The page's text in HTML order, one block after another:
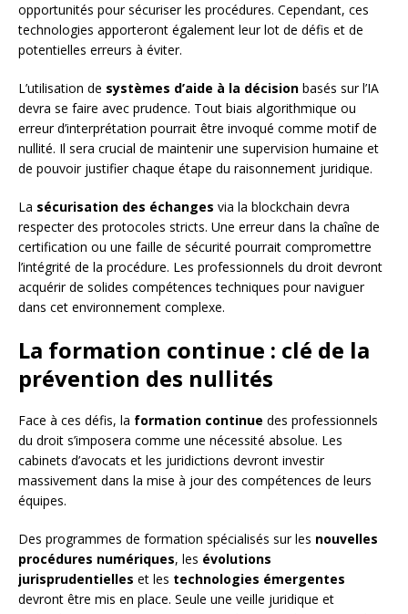
opportunités pour sécuriser les procédures. Cependant, ces
technologies apporteront également leur lot de défis et de
potentielles erreurs à éviter.
L’utilisation de systèmes d’aide à la décision basés sur l’IA
devra se faire avec prudence. Tout biais algorithmique ou
erreur d’interprétation pourrait être invoqué comme motif de
nullité. Il sera crucial de maintenir une supervision humaine et
de pouvoir justifier chaque étape du raisonnement juridique.
La sécurisation des échanges via la blockchain devra
respecter des protocoles stricts. Une erreur dans la chaîne de
certification ou une faille de sécurité pourrait compromettre
l’intégrité de la procédure. Les professionnels du droit devront
acquérir de solides compétences techniques pour naviguer
dans cet environnement complexe.
La formation continue : clé de la
prévention des nullités
Face à ces défis, la formation continue des professionnels
du droit s’imposera comme une nécessité absolue. Les
cabinets d’avocats et les juridictions devront investir
massivement dans la mise à jour des compétences de leurs
équipes.
Des programmes de formation spécialisés sur les nouvelles
procédures numériques, les évolutions
jurisprudentielles et les technologies émergentes
devront être mis en place. Seule une veille juridique et